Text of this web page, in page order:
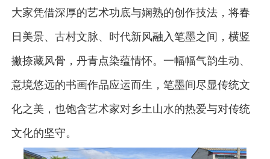
大家凭借深厚的艺术功底与娴熟的创作技法，将春
日美景、古村文脉、时代新风融入笔墨之间，横竖
撇捺藏风骨，丹青点染蕴情怀。一幅幅气韵生动、
意境悠远的书画作品应运而生，笔墨间尽显传统文
化之美，也饱含艺术家对乡土山水的热爱与对传统
文化的坚守。